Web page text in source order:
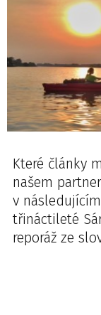
Které články
našem
v
třináctileté
reporáž ze